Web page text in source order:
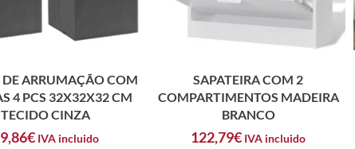
ARRUMAÇÃO COM
4 PCS 32X32X32 CM
TECIDO CINZA
€ IVA incluido
SAPATEIRA COM 2
COMPARTIMENTOS MADEIRA
BRANCO
122,79€ IVA incluido